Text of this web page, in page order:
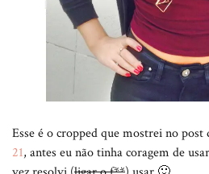
Esse é o cropped que mostrei no post
21, antes eu não tinha coragem de